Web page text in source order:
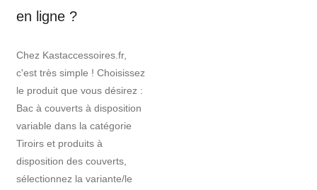
en ligne ?
Chez Kastaccessoires.fr,
c'est très simple ! Choisissez
le produit que vous désirez :
Bac à couverts à disposition
variable dans la catégorie
Tiroirs et produits à
disposition des couverts,
sélectionnez la variante/le